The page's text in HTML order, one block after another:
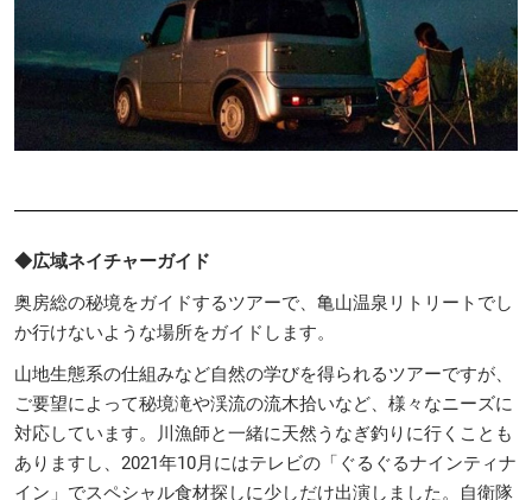
◆広域ネイチャーガイド
奥房総の秘境をガイドするツアーで、亀山温泉リトリートでし
か行けないような場所をガイドします。
山地生態系の仕組みなど自然の学びを得られるツアーですが、
ご要望によって秘境滝や渓流の流木拾いなど、様々なニーズに
対応しています。川漁師と一緒に天然うなぎ釣りに行くことも
ありますし、2021年10月にはテレビの「ぐるぐるナインティナ
イン」でスペシャル食材探しに少しだけ出演しました。自衛隊